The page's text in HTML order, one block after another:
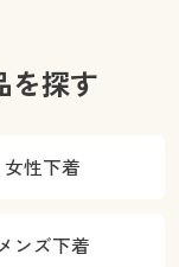
を探す
女性下着
ンズ下着